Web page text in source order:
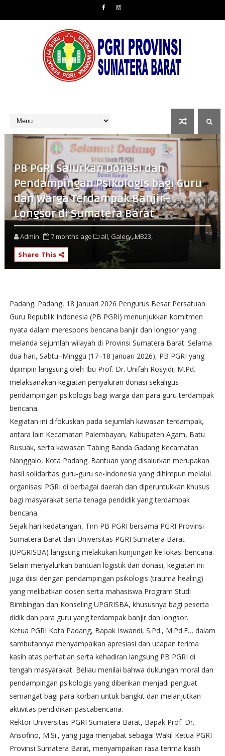
PB PGRI Salurkan Donasi dan
Pendampingan Psikologis bagi Guru
dan Warga Terdampak Banjir–
Longsor di Sumatera Barat
Admin 7 months ago all, Galery,MB23,
Share This
Padang. Padang, 18 Januari 2026 Pengurus Besar Persatuan
Guru Republik Indonesia (PB PGRI) menunjukkan komitmen
nyata dalam merespons bencana banjir dan longsor yang
melanda sejumlah wilayah di Provinsi Sumatera Barat. Selama
dua hari, Sabtu–Minggu (17–18 Januari 2026), PB PGRI yang
dipimpin langsung oleh Ibu Prof. Dr. Unifah Rosyidi, M.Pd.
melaksanakan kegiatan penyaluran donasi sekaligus
pendampingan psikologis bagi warga dan para guru terdampak
bencana.
Kegiatan ini difokuskan pada sejumlah kawasan terdampak,
antara lain Kecamatan Palembayan, Kabupaten Agam, Batu
Busuak, serta kawasan Tabing Banda Gadang Kecamatan
Nanggalo, Kota Padang. Bantuan yang disalurkan merupakan
hasil solidaritas guru-guru se-Indonesia yang dihimpun melalui
organisasi PGRI di berbagai daerah dan diperuntukkan khusus
bagi masyarakat serta tenaga pendidik yang terdampak
bencana.
Sejak hari kedatangan, Tim PB PGRI bersama PGRI Provinsi
Sumatera Barat dan Universitas PGRI Sumatera Barat
(UPGRISBA) langsung melakukan kunjungan ke lokasi bencana.
Selain menyalurkan bantuan logistik dan donasi, kegiatan ini
juga diisi dengan pendampingan psikologis (trauma healing)
yang melibatkan dosen serta mahasiswa Program Studi
Bimbingan dan Konseling UPGRISBA, khususnya bagi peserta
didik dan para guru yang terdampak banjir dan longsor.
Ketua PGRI Kota Padang, Bapak Iswandi, S.Pd., M.Pd.E.,, dalam
sambutannya menyampaikan apresiasi dan ucapan terima
kasih atas perhatian serta kehadiran langsung PB PGRI di
tengah masyarakat. Beliau menilai bahwa dukungan moral dan
pendampingan psikologis yang diberikan menjadi penguat
semangat bagi para korban untuk bangkit dan melanjutkan
aktivitas pendidikan pascabencana.
Rektor Universitas PGRI Sumatera Barat, Bapak Prof. Dr.
Ansofino, M.Si., yang juga menjabat sebagai Wakil Ketua PGRI
Provinsi Sumatera Barat, menyampaikan rasa terima kasih